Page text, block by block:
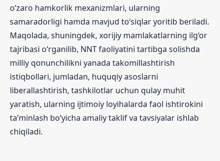
o‘zaro hamkorlik mexanizmlari, ularning
samaradorligi hamda mavjud to‘siqlar yoritib beriladi.
Maqolada, shuningdek, xorijiy mamlakatlarning ilg‘or
tajribasi o‘rganilib, NNT faoliyatini tartibga solishda
milliy qonunchilikni yanada takomillashtirish
istiqbollari, jumladan, huquqiy asoslarni
liberallashtirish, tashkilotlar uchun qulay muhit
yaratish, ularning ijtimoiy loyihalarda faol ishtirokini
taʼminlash bo‘yicha amaliy taklif va tavsiyalar ishlab
chiqiladi.